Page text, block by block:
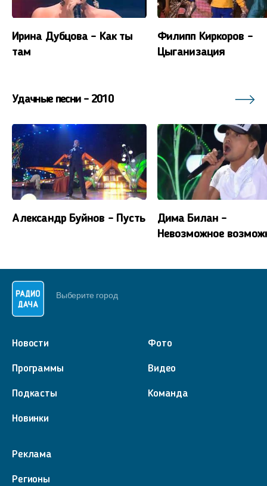
Ирина Дубцова - Как ты
там
Филипп Киркоров -
Цыганизация
Удачные песни - 2010
Александр Буйнов - Пусть
Дима Билан -
Невозможное
Выберите город
Новости
Программы
Подкасты
Новинки
Фото
Видео
Команда
Реклама
Регионы